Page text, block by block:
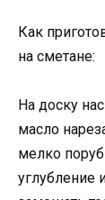
Как
на сметане:
На доску
масло
мелко
углубление